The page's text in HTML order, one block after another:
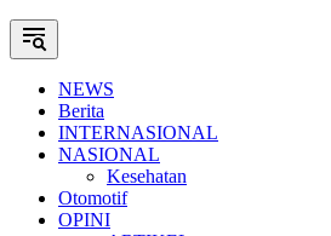
NEWS
Berita
INTERNASIONAL
NASIONAL
Kesehatan
Otomotif
OPINI